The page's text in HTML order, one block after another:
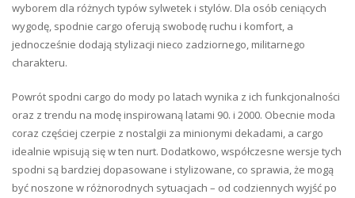
wyborem dla różnych typów sylwetek i stylów. Dla osób ceniących
wygodę, spodnie cargo oferują swobodę ruchu i komfort, a
jednocześnie dodają stylizacji nieco zadziornego, militarnego
charakteru.
Powrót spodni cargo do mody po latach wynika z ich funkcjonalności
oraz z trendu na modę inspirowaną latami 90. i 2000. Obecnie moda
coraz częściej czerpie z nostalgii za minionymi dekadami, a cargo
idealnie wpisują się w ten nurt. Dodatkowo, współczesne wersje tych
spodni są bardziej dopasowane i stylizowane, co sprawia, że mogą
być noszone w różnorodnych sytuacjach – od codziennych wyjść po